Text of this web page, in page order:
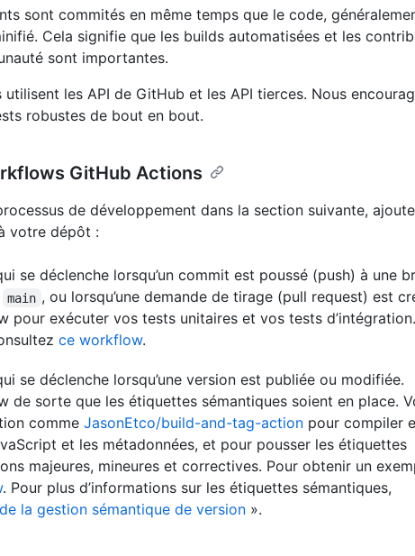
sont commités en même temps que le code,
Cela signifie que les builds automatisées et les
sont importantes.
utilisent les API de GitHub et les API tierces. Nous
robustes de bout en bout.
GitHub Actions
de développement dans la section suivante,
votre dépôt :
se déclenche lorsqu’un commit est poussé (push) à une
main , ou lorsqu’une demande de tirage (pull request) est
pour exécuter vos tests unitaires et vos tests
ce workflow.
se déclenche lorsqu’une version est publiée ou modifiée.
de sorte que les étiquettes sémantiques soient en place.
comme JasonEtco/build-and-tag-action pour compiler
et les métadonnées, et pour pousser les étiquettes
majeures, mineures et correctives. Pour obtenir un
. Pour plus d’informations sur les étiquettes sémantiques,
la gestion sémantique de version ».